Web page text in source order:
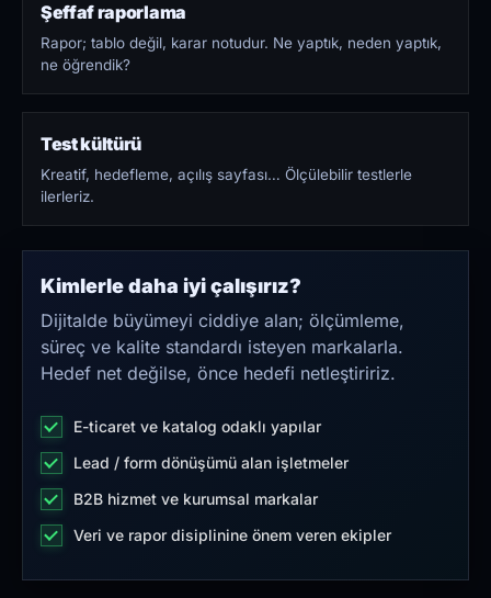
Şeffaf raporlama
Rapor; tablo değil, karar notudur. Ne yaptık, neden yaptık,
ne öğrendik?
Test kültürü
Kreatif, hedefleme, açılış sayfası… Ölçülebilir testlerle
ilerleriz.
Kimlerle daha iyi çalışırız?
Dijitalde büyümeyi ciddiye alan; ölçümleme,
süreç ve kalite standardı isteyen markalarla.
Hedef net değilse, önce hedefi netleştiririz.
E-ticaret ve katalog odaklı yapılar
Lead / form dönüşümü alan işletmeler
B2B hizmet ve kurumsal markalar
Veri ve rapor disiplinine önem veren ekipler